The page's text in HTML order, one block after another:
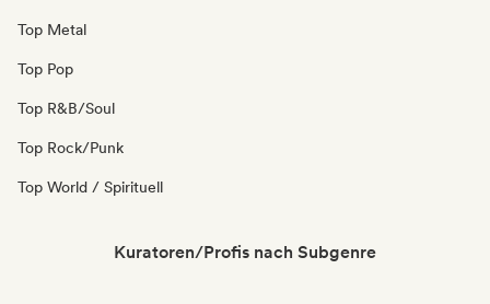
Top Metal
Top Pop
Top R&B/Soul
Top Rock/Punk
Top World / Spirituell
Kuratoren/Profis nach Subgenre